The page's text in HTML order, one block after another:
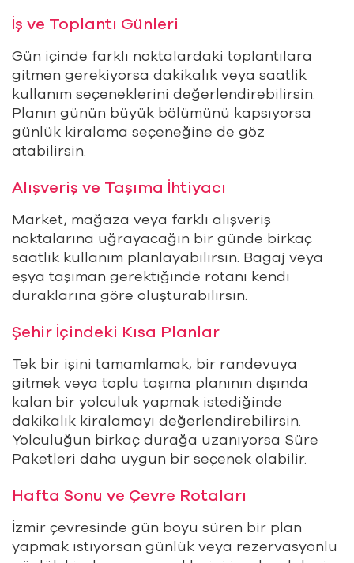
İş ve Toplantı Günleri
Gün içinde farklı noktalardaki toplantılara
gitmen gerekiyorsa dakikalık veya saatlik
kullanım seçeneklerini değerlendirebilirsin.
Planın günün büyük bölümünü kapsıyorsa
günlük kiralama seçeneğine de göz
atabilirsin.
Alışveriş ve Taşıma İhtiyacı
Market, mağaza veya farklı alışveriş
noktalarına uğrayacağın bir günde birkaç
saatlik kullanım planlayabilirsin. Bagaj veya
eşya taşıman gerektiğinde rotanı kendi
duraklarına göre oluşturabilirsin.
Şehir İçindeki Kısa Planlar
Tek bir işini tamamlamak, bir randevuya
gitmek veya toplu taşıma planının dışında
kalan bir yolculuk yapmak istediğinde
dakikalık kiralamayı değerlendirebilirsin.
Yolculuğun birkaç durağa uzanıyorsa Süre
Paketleri daha uygun bir seçenek olabilir.
Hafta Sonu ve Çevre Rotaları
İzmir çevresinde gün boyu süren bir plan
yapmak istiyorsan günlük veya rezervasyonlu